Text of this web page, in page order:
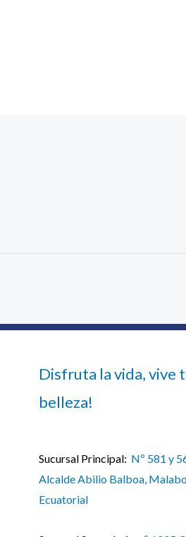
Disfruta la vida, vive
belleza!
Sucursal Principal: Nº 581 y
Alcalde Abilio Balboa,
Ecuatorial